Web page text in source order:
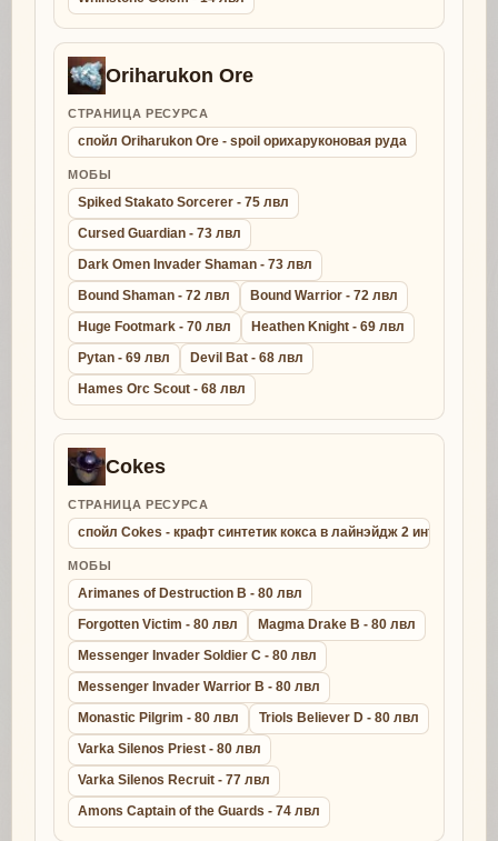
Oriharukon Ore
СТРАНИЦА РЕСУРСА
спойл Oriharukon Ore - spoil орихаруконовая руда
МОБЫ
Spiked Stakato Sorcerer - 75 лвл
Cursed Guardian - 73 лвл
Dark Omen Invader Shaman - 73 лвл
Bound Shaman - 72 лвл
Bound Warrior - 72 лвл
Huge Footmark - 70 лвл
Heathen Knight - 69 лвл
Pytan - 69 лвл
Devil Bat - 68 лвл
Hames Orc Scout - 68 лвл
Cokes
СТРАНИЦА РЕСУРСА
спойл Cokes - крафт синтетик кокса в лайнэйдж 2 интерлюд
МОБЫ
Arimanes of Destruction B - 80 лвл
Forgotten Victim - 80 лвл
Magma Drake B - 80 лвл
Messenger Invader Soldier C - 80 лвл
Messenger Invader Warrior B - 80 лвл
Monastic Pilgrim - 80 лвл
Triols Believer D - 80 лвл
Varka Silenos Priest - 80 лвл
Varka Silenos Recruit - 77 лвл
Amons Captain of the Guards - 74 лвл